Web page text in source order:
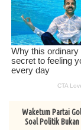
Waketum Partai
Soal Politik Bukan